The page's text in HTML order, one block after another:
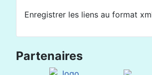
Enregistrer les liens au format
Partenaires